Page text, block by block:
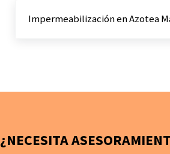
Impermeabilización en Azotea
¿NECESITA